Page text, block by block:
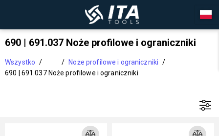
690 | 691.037 Noże profilowe i ograniczniki
Wszystko / / Noże profilowe i ograniczniki /
690 | 691.037 Noże profilowe i ograniczniki